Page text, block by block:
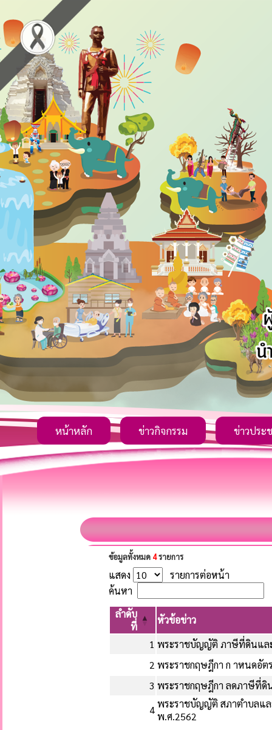
หน้าหลัก ข่าวกิจกรรม ข่าวประ
ข้อมูลทั้งหมด 4รายการ
แสดง
รายการต่อหน้า
ค้นหา
ลำดับ
ที่
หัวข้อข่าว
1 พระราชบัญญัติ ภาษีที่ดินแล
2 พระราชกฤษฎีกา ก าหนดอั
3 พระราชกฤษฎีกา ลดภาษีที่ดิ
4พระราชบัญญัติ สภาตำบลแล
พ.ศ.2562